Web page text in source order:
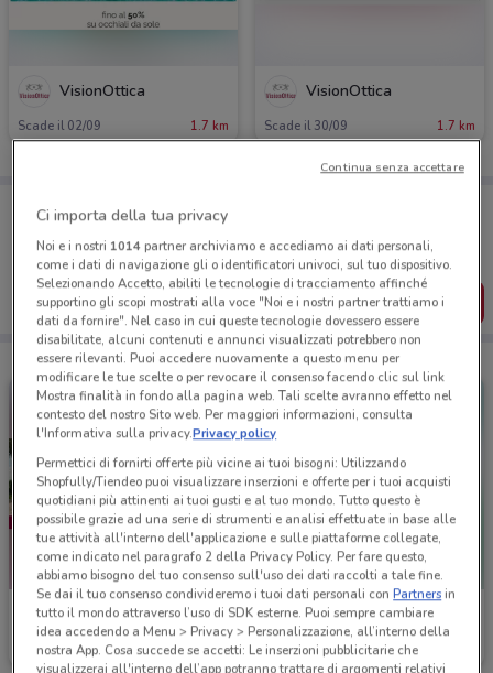
VisionOttica
Scade il 02/09 1.7 km
VisionOttica
Scade il 30/09 1.7 km
Puoi trovare le migliori offerte dei negozi vicino a te,
salvarle e creare la tua lista del risparmio, comodamente
dal tuo cellulare.
SCARICA L’APP
VisionOttica
Scade il 31/08 1.7 km
Club Salute
Scade il 31/08
Ci importa della tua privacy
Noi e i nostri 1014partner archiviamo e accediamo ai dati personali,
come i dati di navigazione gli o identificatori univoci, sul tuo dispositivo.
Selezionando Accetto, abiliti le tecnologie di tracciamento affinché
supportino gli scopi mostrati alla voce "Noi e i nostri partner trattiamo i
dati da fornire". Nel caso in cui queste tecnologie dovessero essere
disabilitate, alcuni contenuti e annunci visualizzati potrebbero non
essere rilevanti. Puoi accedere nuovamente a questo menu per
modificare le tue scelte o per revocare il consenso facendo clic sul link
Mostra finalità in fondo alla pagina web. Tali scelte avranno effetto nel
contesto del nostro Sito web. Per maggiori informazioni, consulta
l'Informativa sulla privacy.Privacy policy
Permettici di fornirti offerte più vicine ai tuoi bisogni: Utilizzando
Shopfully/Tiendeo puoi visualizzare inserzioni e offerte per i tuoi acquisti
quotidiani più attinenti ai tuoi gusti e al tuo mondo. Tutto questo è
possibile grazie ad una serie di strumenti e analisi effettuate in base alle
tue attività all'interno dell'applicazione e sulle piattaforme collegate,
come indicato nel paragrafo 2 della Privacy Policy. Per fare questo,
abbiamo bisogno del tuo consenso sull'uso dei dati raccolti a tale fine.
Se dai il tuo consenso condivideremo i tuoi dati personali conPartnersin
tutto il mondo attraverso l’uso di SDK esterne. Puoi sempre cambiare
idea accedendo a Menu > Privacy > Personalizzazione, all’interno della
nostra App. Cosa succede se accetti: Le inserzioni pubblicitarie che
visualizzerai all'interno dell’app potranno trattare di argomenti relativi
Continua senza accettare